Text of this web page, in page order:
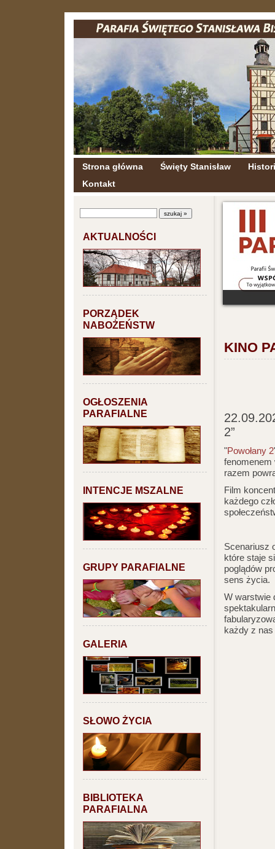
Strona główna Święty Stanisław
Kontakt
AKTUALNOŚCI
PORZĄDEK
NABOŻEŃSTW
OGŁOSZENIA
PARAFIALNE
INTENCJE MSZALNE
GRUPY PARAFIALNE
GALERIA
SŁOWO ŻYCIA
BIBLIOTEKA
PARAFIALNA
KINO
2”
"Powołany 2
fenomenem
razem
Film
każdego
Scenariusz
które staje
poglądów
sens życia.
W warstwie
każdy z